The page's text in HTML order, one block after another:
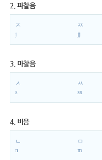
2. 파찰음
ㅈ
j
ㅉ
jj
3. 마찰음
ㅅ
s
ㅆ
ss
4. 비음
ㄴ
n
ㅁ
m